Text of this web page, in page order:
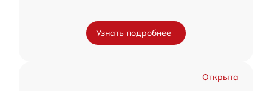
Узнать подробнее
Открыта